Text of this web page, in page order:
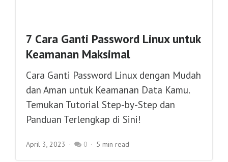
7 Cara Ganti Password Linux untuk
Keamanan Maksimal
Cara Ganti Password Linux dengan Mudah
dan Aman untuk Keamanan Data Kamu.
Temukan Tutorial Step-by-Step dan
Panduan Terlengkap di Sini!
April 3, 2023 0 5 min read